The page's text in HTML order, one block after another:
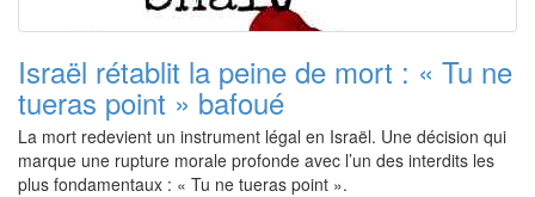
Israël rétablit la peine de mort : « Tu ne
tueras point » bafoué
La mort redevient un instrument légal en Israël. Une décision qui
marque une rupture morale profonde avec l’un des interdits les
plus fondamentaux : « Tu ne tueras point ».